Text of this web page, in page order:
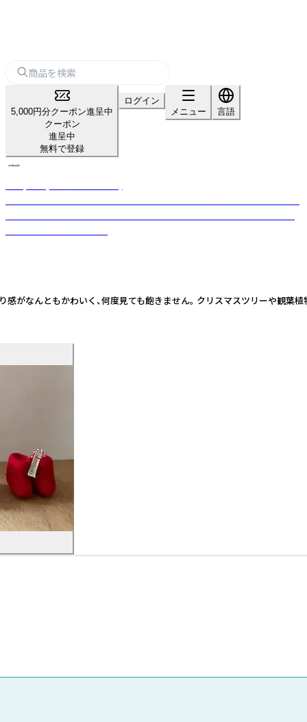
5,000円分クーポン進呈中
クーポン
進呈中
無料で登録
ログイン
メニュー
言語
がなんともかわいく、何度見ても飽きません。 クリスマスツリー